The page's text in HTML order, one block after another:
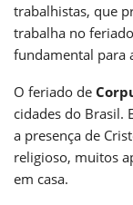
trabalhistas, que
trabalha no
fundamental para
O feriado de
cidades do Brasil.
a presença de
religioso, muitos
em casa.